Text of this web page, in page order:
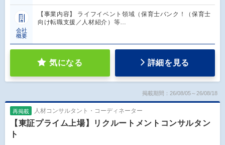
会社
概要
【事業内容】 ライフイベント領域（保育士バンク！（保育士
向け転職支援／人材紹介）等…
気になる 詳細を見る
掲載期間：26/08/05～26/08/18
再掲載 人材コンサルタント・コーディネーター
【東証プライム上場】リクルートメントコンサルタン
ト